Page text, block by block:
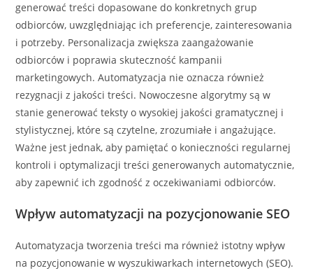
generować treści dopasowane do konkretnych grup
odbiorców, uwzględniając ich preferencje, zainteresowania
i potrzeby. Personalizacja zwiększa zaangażowanie
odbiorców i poprawia skuteczność kampanii
marketingowych. Automatyzacja nie oznacza również
rezygnacji z jakości treści. Nowoczesne algorytmy są w
stanie generować teksty o wysokiej jakości gramatycznej i
stylistycznej, które są czytelne, zrozumiałe i angażujące.
Ważne jest jednak, aby pamiętać o konieczności regularnej
kontroli i optymalizacji treści generowanych automatycznie,
aby zapewnić ich zgodność z oczekiwaniami odbiorców.
Wpływ automatyzacji na pozycjonowanie SEO
Automatyzacja tworzenia treści ma również istotny wpływ
na pozycjonowanie w wyszukiwarkach internetowych (SEO).